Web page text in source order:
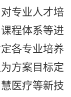
专业人才培
程体系等进
各专业培养
方案目标定
医疗等新技